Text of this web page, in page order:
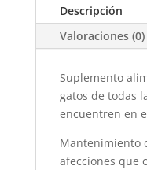
(Megavet)
cantidad
Descripción
Valoraciones (0)
Suplemento
gatos de todas
encuentren en
Mantenimiento
afecciones que